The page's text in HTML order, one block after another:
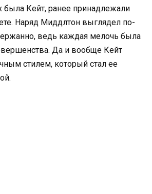
была Кейт, ранее принадлежали
Наряд Миддлтон выглядел по-
ведь каждая мелочь была
Да и вообще Кейт
стилем, который стал ее